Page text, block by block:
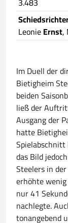
LeonieErnst,
Im Duell der
Bietigheim
beiden
ließ der
Ausgang der
hatte
Spielabschnitt
das Bild
Steelers in
erhöhte
nur 41
nachlegte.
tonangebend